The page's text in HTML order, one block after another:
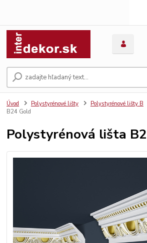
Úvod Polystyrénové lišty Polystyrénové lišty B
B24 Gold
Polystyrénová lišta